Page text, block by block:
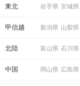
東北 岩手県 宮城県
甲信越 新潟県 山梨県
北陸 富山県 石川県
中国 岡山県 広島県